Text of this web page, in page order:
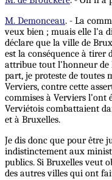
M. Demonceau. - La
veux bien ; muais elle l’a
déclare que la ville de
est la conséquence à tirer
attribue tout l’honneur
part, je proteste de toutes
Verviers, contre cette
commises à Verviers l’ont
Verviétois combattaient
et à Bruxelles.
Je dis donc que pour être
indistinctement aux
publics. Si Bruxelles veut
des autres villes qui ont